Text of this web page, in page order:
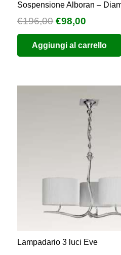
Sospensione Alboran –
€196,00 Il
prezzo
originale
era:
€98,00
prezzo
attuale
è:
Aggiungi al carrello
Lampadario 3 luci Eve